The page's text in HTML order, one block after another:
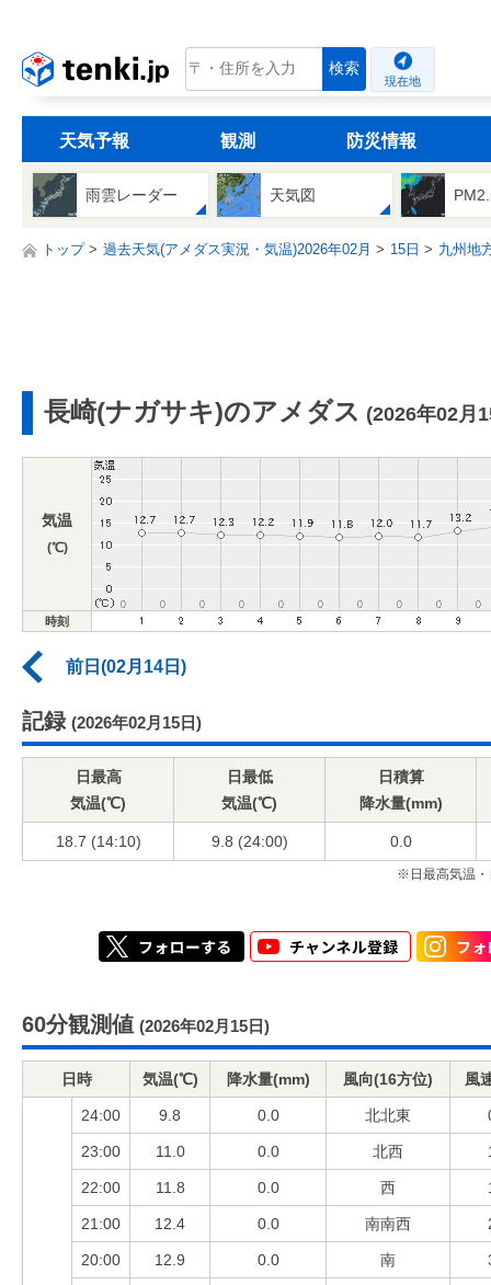
tenki.jp 検索
現在地
天気予報 観測 防災情報
雨雲レーダー 天気図
トップ 過去天気(アメダス実況・気温)2026年02月 15日 九州地
長崎(ナガサキ)のアメダス (2026年02月
気温
(℃)
時刻
前日(02月14日)
記録 (2026年02月15日)
日最高
気温(℃)
日最低
気温(℃)
日積算
降水量(mm)
18.7 (14:10) 9.8 (24:00) 0.0
※日最高気温・
60分観測値 (2026年02月15日)
日時 気温(℃) 降水量(mm) 風向(16方位) 風
24:00 9.8 0.0 北北東
23:00 11.0 0.0 北西
22:00 11.8 0.0 西
21:00 12.4 0.0 南南西
20:00 12.9 0.0 南